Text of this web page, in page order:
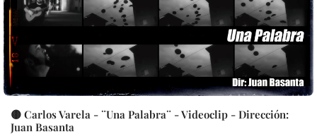
🟡 Carlos Varela - ¨Una Palabra¨ - Videoclip - Dirección:
Juan Basanta